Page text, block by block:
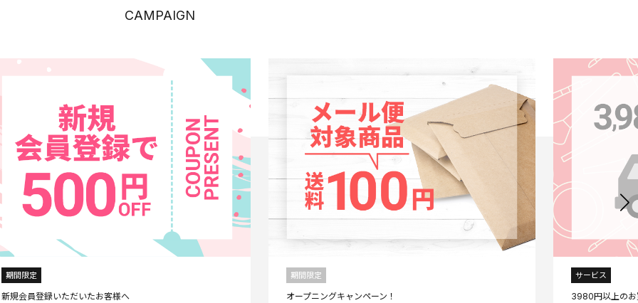
CAMPAIGN
期間限定
新規会員登録いただいたお客様へ
期間限定
オープニングキャンペーン！
サービス
3980円以上のお